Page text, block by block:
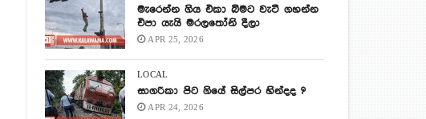
මැරෙන්න ගිය එකා බිමට වැටී ගහන්න
එපා යැයි මරලතෝනි දීලා
APR 25, 2026
LOCAL
සාගරිකා පිට ගියේ සිල්පර හින්දද ?
APR 24, 2026